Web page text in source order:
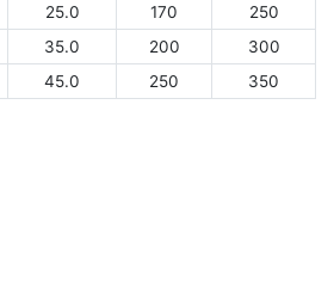
25.0 170
250
35.0 200
300
45.0 250 350